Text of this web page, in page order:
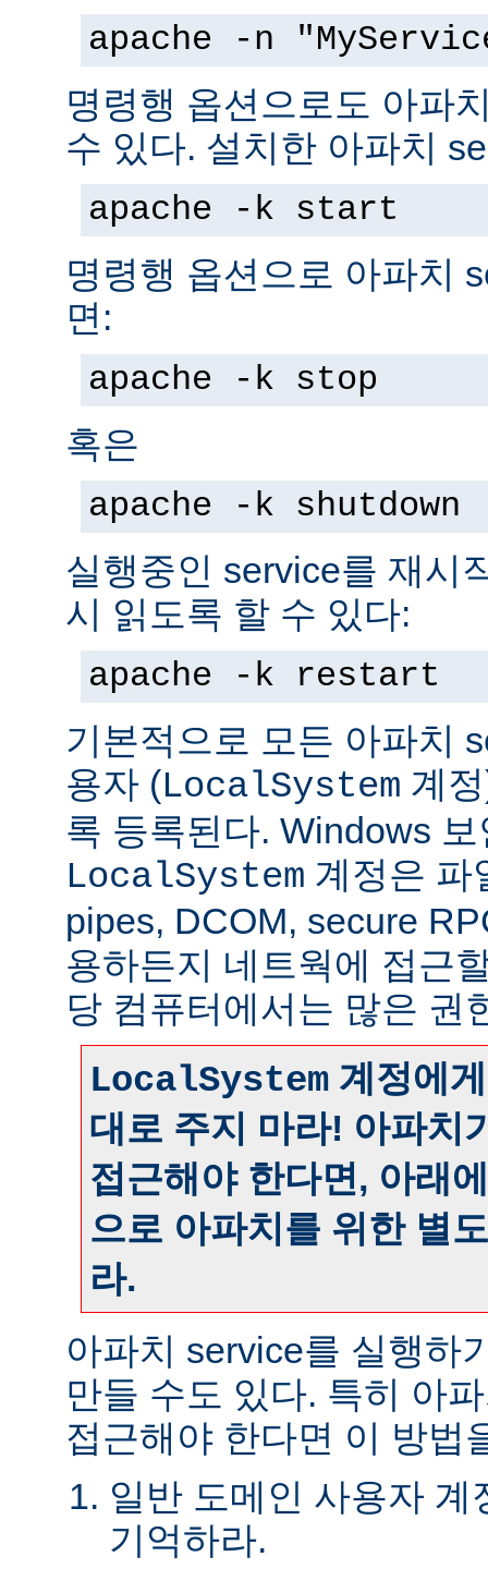
apache -n
명령행 옵션으로도 아파
수 있다. 설치한 아파치
apache -k start
명령행 옵션으로 아파치
면:
apache -k stop
혹은
apache -k shutdown
실행중인 service를 재시
시 읽도록 할 수 있다:
apache -k restart
기본적으로 모든 아파치
용자 (LocalSystem 계
록 등록된다. Windows
LocalSystem 계정은 파
pipes, DCOM, secure
용하든지 네트웍에 접근
당 컴퓨터에서는 많은 권
LocalSystem 계정에
대로 주지 마라! 아파치
접근해야 한다면, 아래
으로 아파치를 위한 별
라.
아파치 service를 실행하
만들 수도 있다. 특히 아
접근해야 한다면 이 방법
일반 도메인 사용자
기억하라.